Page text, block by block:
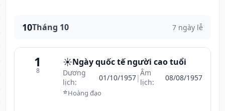
10Tháng 10 7 ngày lễ
1
8
☀️Ngày quốc tế người cao tuổi
Dương
lịch:
01/10/1957|Âm
lịch:
08/08/1957
⭐Hoàng đạo